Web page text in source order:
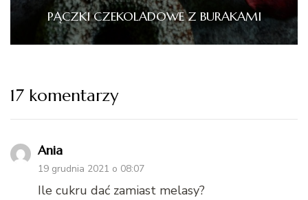
PĄCZKI CZEKOLADOWE Z BURAKAMI
17 komentarzy
Ania
19 grudnia 2021 o 08:07
Ile cukru dać zamiast melasy?